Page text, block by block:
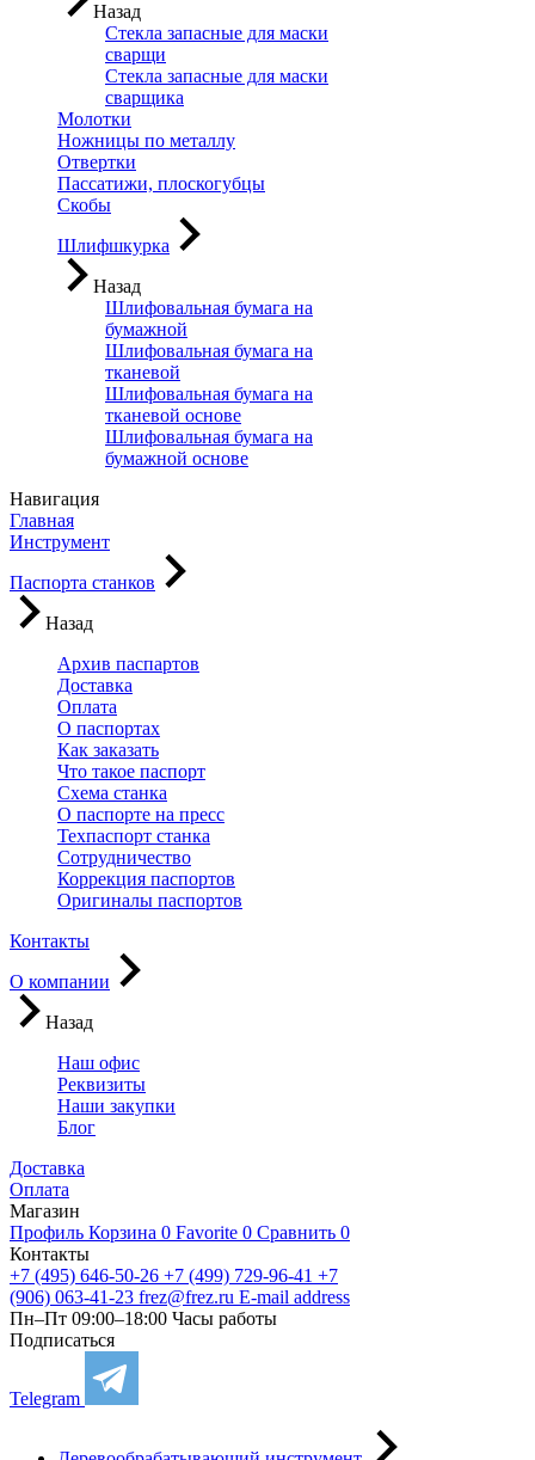
Назад
Стекла запасные для маски
сварщи
Стекла запасные для маски
сварщика
Молотки
Ножницы по металлу
Отвертки
Пассатижи, плоскогубцы
Скобы
Шлифшкурка
Назад
Шлифовальная бумага на
бумажной
Шлифовальная бумага на
тканевой
Шлифовальная бумага на
тканевой основе
Шлифовальная бумага на
бумажной основе
Навигация
Главная
Инструмент
Паспорта станков
Назад
Архив паспартов
Доставка
Оплата
О паспортах
Как заказать
Что такое паспорт
Схема станка
О паспорте на пресс
Техпаспорт станка
Сотрудничество
Коррекция паспортов
Оригиналы паспортов
Контакты
О компании
Назад
Наш офис
Реквизиты
Наши закупки
Блог
Доставка
Оплата
Магазин
Профиль Корзина 0 Favorite 0 Сравнить 0
Контакты
+7 (495) 646-50-26 +7 (499) 729-96-41 +7
(906) 063-41-23 frez@frez.ru E-mail address
Пн–Пт 09:00–18:00 Часы работы
Подписаться
Telegram